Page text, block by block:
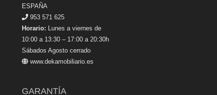
ESPAÑA
953 571 625
Horario: Lunes a viernes de
10:00 a 13:30 – 17:00 a 20:30h
Sábados Agosto cerrado
www.dekamobiliario.es
GARANTÍA